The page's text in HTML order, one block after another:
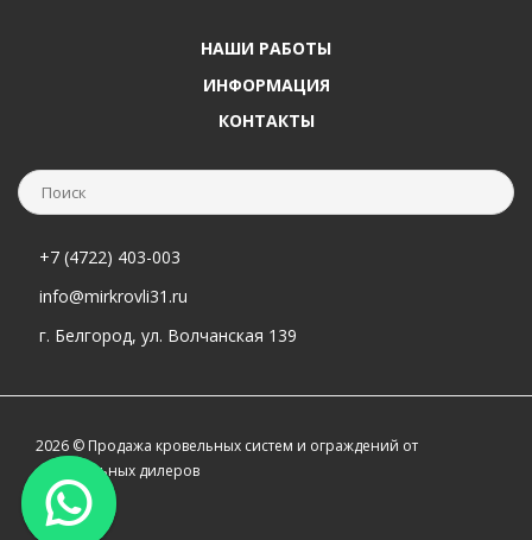
НАШИ РАБОТЫ
ИНФОРМАЦИЯ
КОНТАКТЫ
+7 (4722) 403-003
info@mirkrovli31.ru
г. Белгород, ул. Волчанская 139
2026 © Продажа кровельных систем и ограждений от
официальных дилеров